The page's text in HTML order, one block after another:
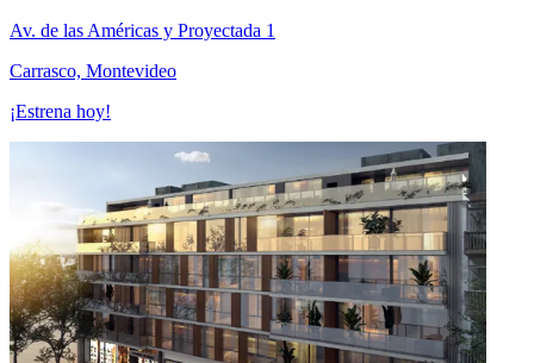
Av. de las Américas y Proyectada 1
Carrasco, Montevideo
¡Estrena hoy!